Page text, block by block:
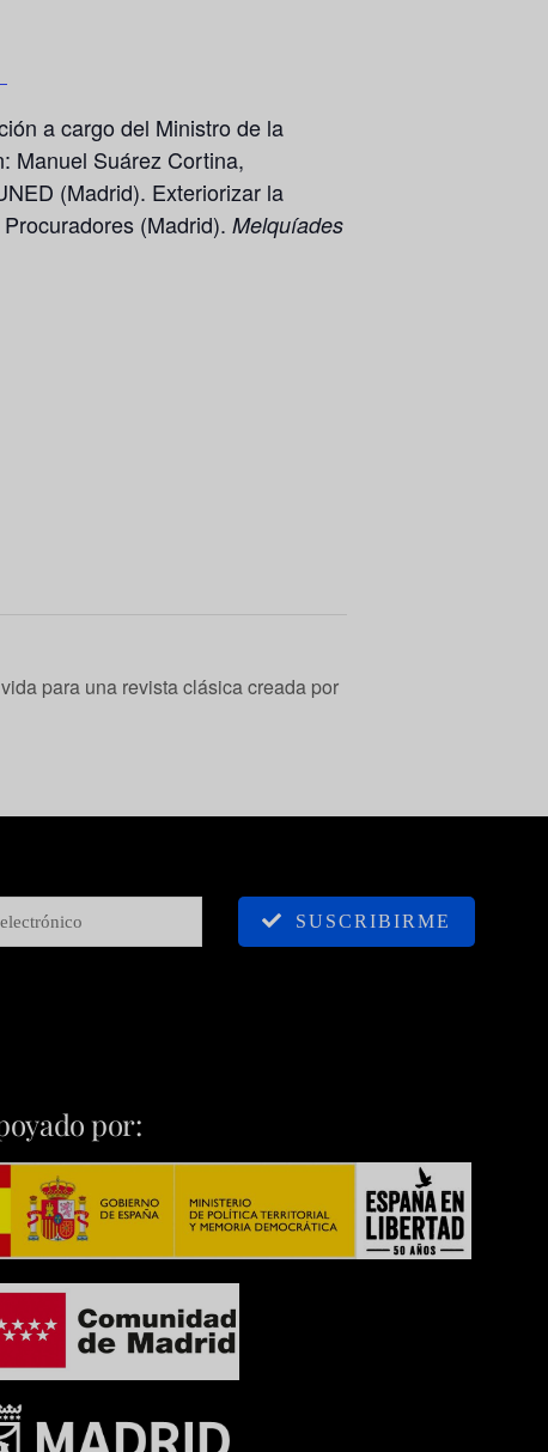
a cargo del Ministro de la
Manuel Suárez Cortina,
(Madrid). Exteriorizar la
(Madrid). Melquíades
para una revista clásica creada por
SUSCRIBIRME
por: